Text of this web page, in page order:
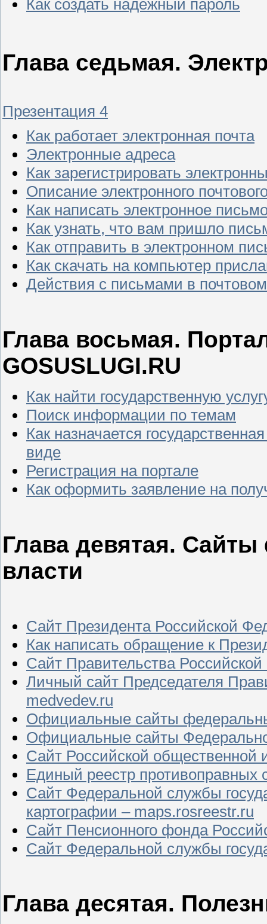
Как создать надежный пароль
Глава седьмая.
Презентация 4
Как работает электронная почта
Электронные адреса
Как зарегистрировать
Описание электронного
Как написать электронное
Как узнать, что вам пришло
Как отправить в электронном
Как скачать на компьютер
Действия с письмами в
Глава восьмая.
GOSUSLUGI.RU
Как найти государственную
Поиск информации по темам
Как назначается
виде
Регистрация на портале
Как оформить заявление на
Глава девятая.
власти
Cайт Президента Российской
Как написать обращение к
Сайт Правительства
Личный сайт Председателя
medvedev.ru
Официальные сайты
Официальные сайты
Сайт Российской общественной
Единый реестр противоправных
Сайт Федеральной службы
картографии – maps.rosreestr.ru
Сайт Пенсионного фонда
Сайт Федеральной службы
Глава десятая.